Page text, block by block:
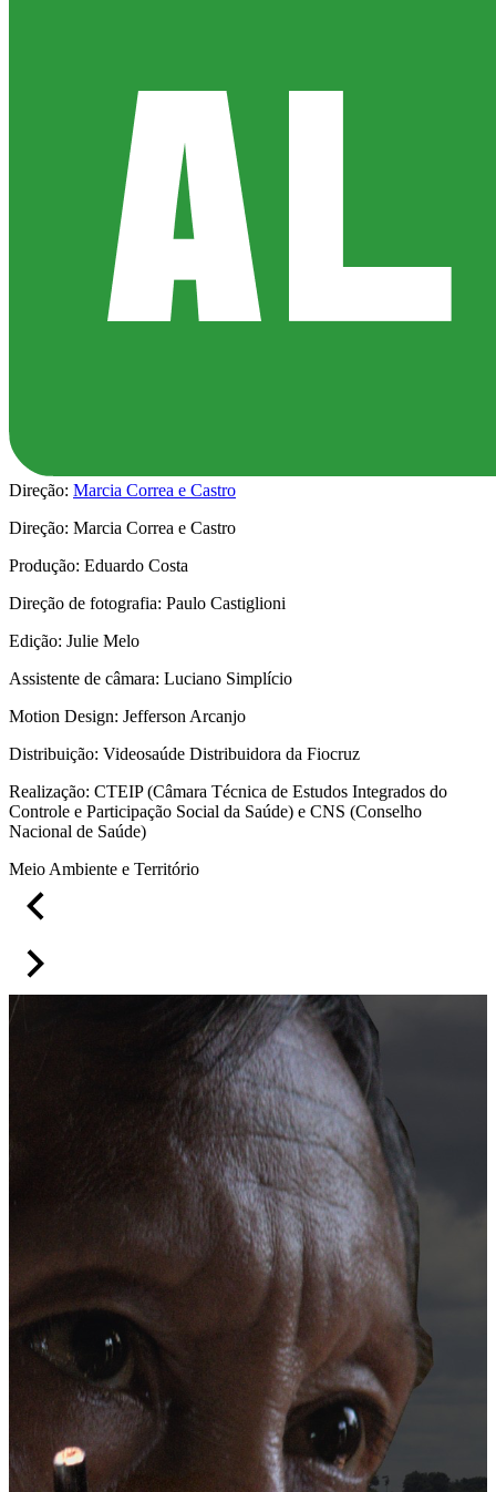
Direção: Marcia Correa e Castro
Direção: Marcia Correa e Castro
Produção: Eduardo Costa
Direção de fotografia: Paulo Castiglioni
Edição: Julie Melo
Assistente de câmara: Luciano Simplício
Motion Design: Jefferson Arcanjo
Distribuição: Videosaúde Distribuidora da Fiocruz
Realização: CTEIP (Câmara Técnica de Estudos Integrados do
Controle e Participação Social da Saúde) e CNS (Conselho
Nacional de Saúde)
Meio Ambiente e Território